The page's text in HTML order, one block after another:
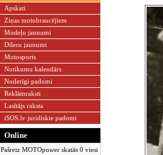
Apskati
Ziņas motobraucējiem
Modeļu jaunumi
Dīleru jaunumi
Motosports
Notikumu kalendārs
Noderīgi padomi
Reklāmraksti
Lasītājs raksta
iSOS.lv juridiskie padomi
Online
Pašreiz MOTOpower skatās 0 viesi